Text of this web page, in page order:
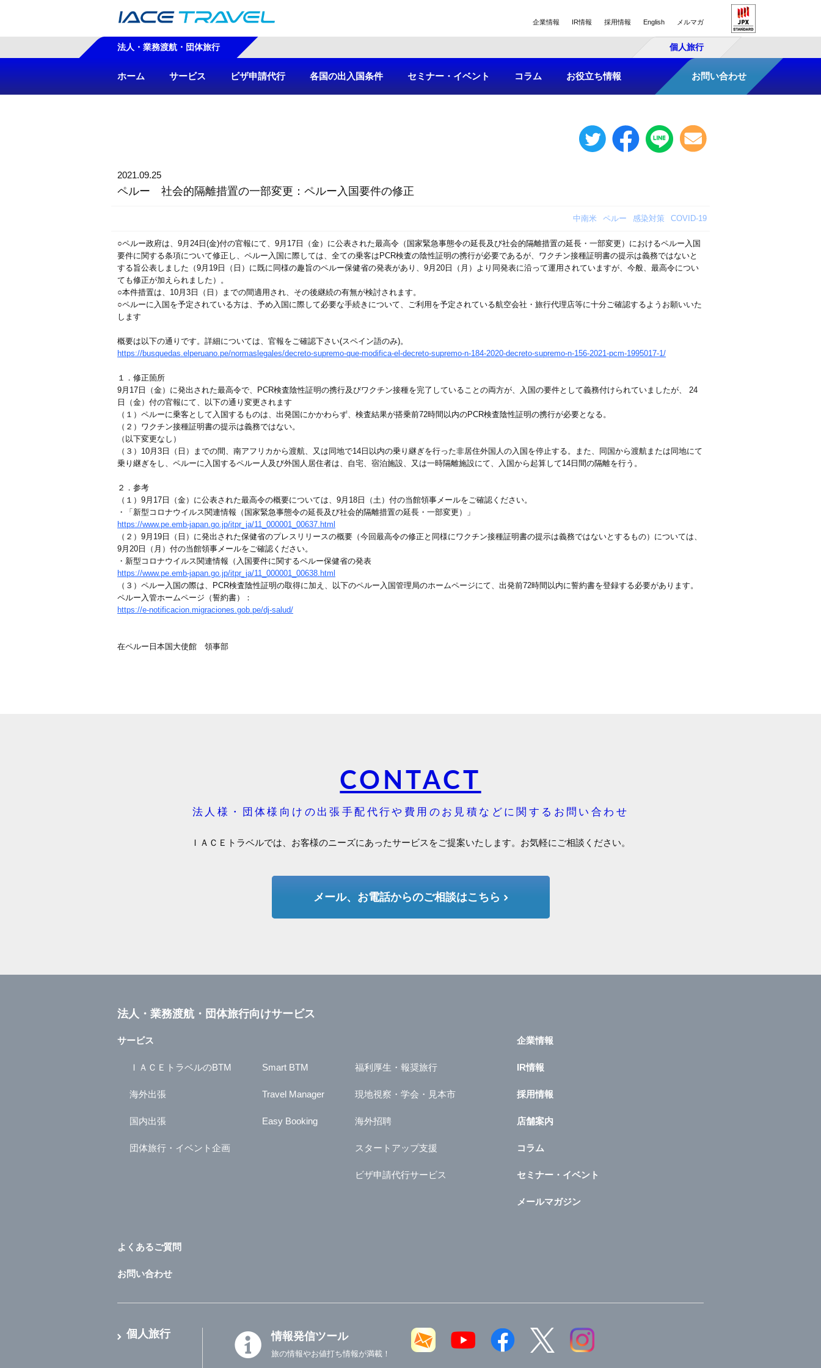
企業情報 IR情報 採用情報 English メルマガ
法人・業務渡航・団体旅行 個人旅行
ホーム サービス ビザ申請代行 各国の出入国条件 セミナー・イベント コラム お役立ち情報 お問い合わせ
2021.09.25
ペルー 社会的隔離措置の一部変更：ペルー入国要件の修正
中南米 ペルー 感染対策 COVID-19
○ペルー政府は、9月24日(金)付の官報にて、9月17日（金）に公表された最高令（国家緊急事態令の延長及び社会的隔離措置の延長・一部変更）におけるペルー入国
要件に関する条項について修正し、ペルー入国に際しては、全ての乗客はPCR検査の陰性証明の携行が必要であるが、ワクチン接種証明書の提示は義務ではないと
する旨公表しました（9月19日（日）に既に同様の趣旨のペルー保健省の発表があり、9月20日（月）より同発表に沿って運用されていますが、今般、最高令につい
ても修正が加えられました）。
○本件措置は、10月3日（日）までの間適用され、その後継続の有無が検討されます。
○ペルーに入国を予定されている方は、予め入国に際して必要な手続きについて、ご利用を予定されている航空会社・旅行代理店等に十分ご確認するようお願いいた
します
概要は以下の通りです。詳細については、官報をご確認下さい(スペイン語のみ)。
https://busquedas.elperuano.pe/normaslegales/decreto-supremo-que-modifica-el-decreto-supremo-n-184-2020-decreto-supremo-n-156-2021-pcm-1995017-1/
１．修正箇所
9月17日（金）に発出された最高令で、PCR検査陰性証明の携行及びワクチン接種を完了していることの両方が、入国の要件として義務付けられていましたが、 24
日（金）付の官報にて、以下の通り変更されます
（１）ペルーに乗客として入国するものは、出発国にかかわらず、検査結果が搭乗前72時間以内のPCR検査陰性証明の携行が必要となる。
（２）ワクチン接種証明書の提示は義務ではない。
（以下変更なし）
（３）10月3日（日）までの間、南アフリカから渡航、又は同地で14日以内の乗り継ぎを行った非居住外国人の入国を停止する。また、同国から渡航または同地にて
乗り継ぎをし、ペルーに入国するペルー人及び外国人居住者は、自宅、宿泊施設、又は一時隔離施設にて、入国から起算して14日間の隔離を行う。
２．参考
（１）9月17日（金）に公表された最高令の概要については、9月18日（土）付の当館領事メールをご確認ください。
・「新型コロナウイルス関連情報（国家緊急事態令の延長及び社会的隔離措置の延長・一部変更）」
https://www.pe.emb-japan.go.jp/itpr_ja/11_000001_00637.html
（２）9月19日（日）に発出された保健省のプレスリリースの概要（今回最高令の修正と同様にワクチン接種証明書の提示は義務ではないとするもの）については、
9月20日（月）付の当館領事メールをご確認ください。
・新型コロナウイルス関連情報（入国要件に関するペルー保健省の発表
https://www.pe.emb-japan.go.jp/itpr_ja/11_000001_00638.html
（３）ペルー入国の際は、PCR検査陰性証明の取得に加え、以下のペルー入国管理局のホームページにて、出発前72時間以内に誓約書を登録する必要があります。
ペルー入管ホームページ（誓約書）：
https://e-notificacion.migraciones.gob.pe/dj-salud/
在ペルー日本国大使館 領事部
CONTACT
法人様・団体様向けの出張手配代行や費用のお見積などに関するお問い合わせ
ＩＡＣＥトラベルでは、お客様のニーズにあったサービスをご提案いたします。お気軽にご相談ください。
メール、お電話からのご相談はこちら
法人・業務渡航・団体旅行向けサービス
サービス
ＩＡＣＥトラベルのBTM
海外出張
国内出張
団体旅行・イベント企画
Smart BTM
Travel Manager
Easy Booking
福利厚生・報奨旅行
現地視察・学会・見本市
海外招聘
スタートアップ支援
ビザ申請代行サービス
企業情報
IR情報
採用情報
店舗案内
コラム
セミナー・イベント
メールマガジン
よくあるご質問
お問い合わせ
個人旅行 情報発信ツール
旅の情報やお値打ち情報が満載！